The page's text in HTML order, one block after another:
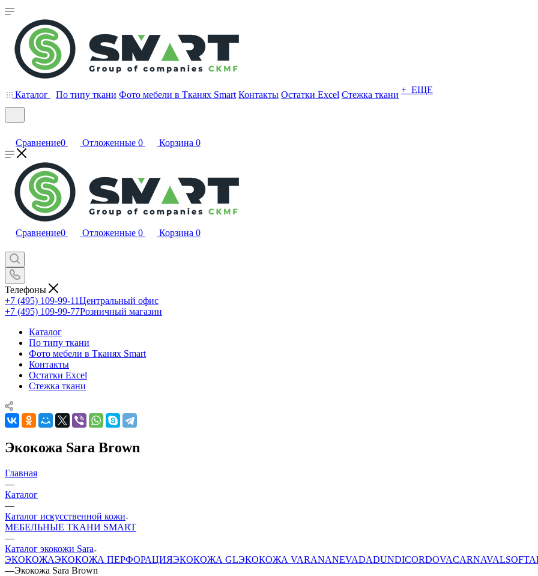
Каталог По типу ткани Фото мебели в Тканях Smart Контакты Остатки Excel Стежка ткани + ЕЩЕ
Сравнение0 Отложенные 0 Корзина 0
Сравнение0 Отложенные 0 Корзина 0
Телефоны
+7 (495) 109-99-11Центральный офис
+7 (495) 109-99-77Розничный магазин
Каталог
По типу ткани
Фото мебели в Тканях Smart
Контакты
Остатки Excel
Стежка ткани
Экокожа Sara Brown
Главная
—
Каталог
—
Каталог искусственной кожи
МЕБЕЛЬНЫЕ ТКАНИ SMART
—
Каталог экокожи Sara
ЭКОКОЖАЭКОКОЖА ПЕРФОРАЦИЯЭКОКОЖА GLЭКОКОЖА VARANANEVADADUNDICORDOVACARNAVAL
—Экокожа Sara Brown